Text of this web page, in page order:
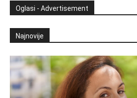
Oglasi - Advertisement
Najnovije